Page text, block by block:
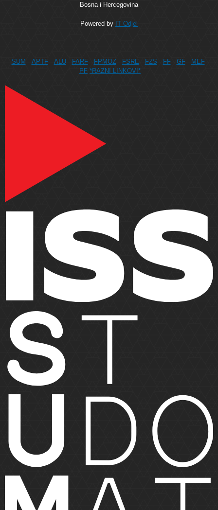
Bosna i Hercegovina
Powered by IT Odjel
SUM APTF ALU FARF FPMOZ FSRE FZS FF GF
MEF
PF *RAZNI LINKOVI*